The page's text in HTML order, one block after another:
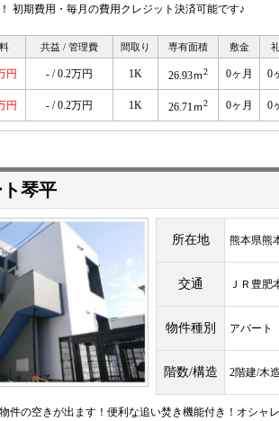
初期費用・毎月の費用クレジット決済可能です♪
共益 / 管理費 間取り 専有面積 敷金
円 - / 0.2万円 1K 26.93ｍ2 0ヶ月 0
円 - / 0.2万円 1K 26.71ｍ2 0ヶ月 0
琴平
所在地 熊本県熊
交通 ＪＲ豊
物件種別 アパート
階数/構造 2階建/木造
件の空きが出ます！便利な追い焚き機能付き！オシャ